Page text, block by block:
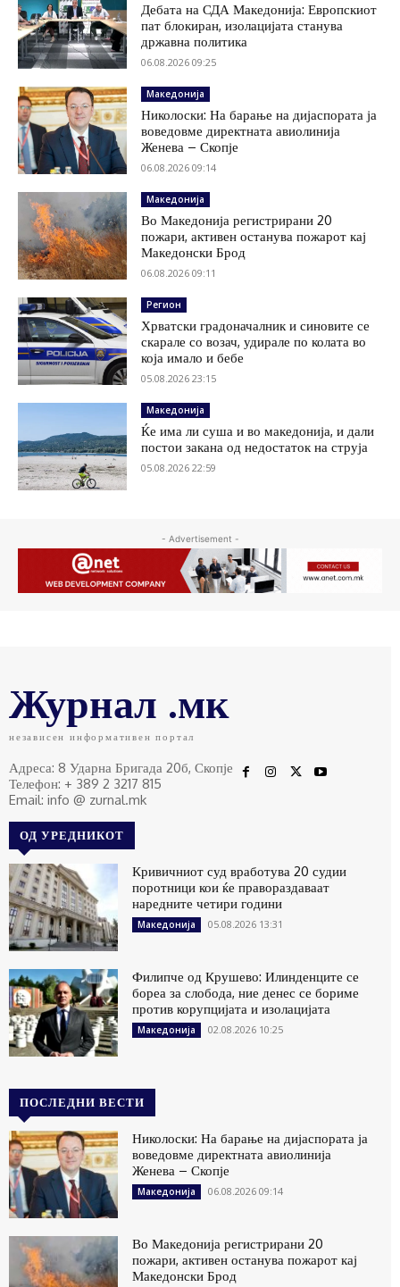
Дебата на СДА Македонија: Европскиот
пат блокиран, изолацијата станува
државна политика
06.08.2026 09:25
Македонија
Николоски: На барање на дијаспората ја
воведовме директната авиолинија
Женева – Скопје
06.08.2026 09:14
Македонија
Во Македонија регистрирани 20
пожари, активен останува пожарот кај
Македонски Брод
06.08.2026 09:11
Регион
Хрватски градоначалник и синовите се
скарале со возач, удирале по колата во
која имало и бебе
05.08.2026 23:15
Македонија
Ќе има ли суша и во македонија, и дали
постои закана од недостаток на струја
05.08.2026 22:59
- Advertisement -
Журнал .мк
независен информативен портал
Адреса: 8 Ударна Бригада 20б, Скопје
Телефон: + 389 2 3217 815
Email: info @ zurnal.mk
ОД УРЕДНИКОТ
Кривичниот суд вработува 20 судии
поротници кои ќе правораздаваат
наредните четири години
Македонија 05.08.2026 13:31
Филипче од Крушево: Илинденците се
бореа за слобода, ние денес се бориме
против корупцијата и изолацијата
Македонија 02.08.2026 10:25
ПОСЛЕДНИ ВЕСТИ
Николоски: На барање на дијаспората ја
воведовме директната авиолинија
Женева – Скопје
Македонија 06.08.2026 09:14
Во Македонија регистрирани 20
пожари, активен останува пожарот кај
Македонски Брод